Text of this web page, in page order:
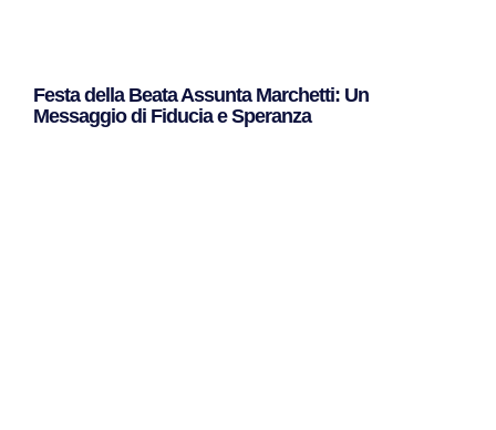
Festa della Beata Assunta Marchetti: Un
Messaggio di Fiducia e Speranza